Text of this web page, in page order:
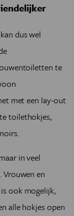
dus wel
te
met een lay-out
toilethokjes,
in veel
Vrouwen en
ook mogelijk,
alle hokjes open